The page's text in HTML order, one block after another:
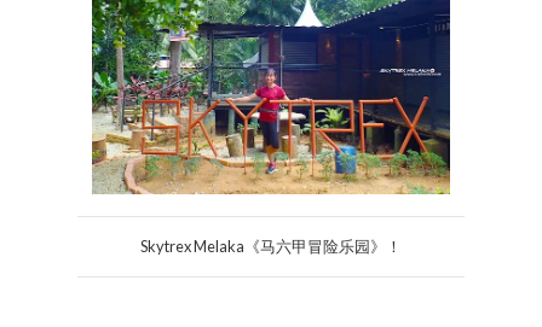
Skytrex Melaka《马六甲冒险乐园》！